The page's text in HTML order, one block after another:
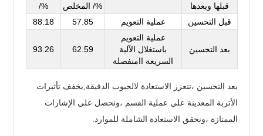
قبلها وبعدها
المخلص /%
/%
قبل التحسين
عملية التعويم 57.85
88.18
بعد التحسين
عملية التعويم
باستغلال الآلية
السريعة اامنفصلة
62.59
93.26
بعد التحسين ،تتعزز الاستعادة لالحبوب الدقيقة,يخفف تأثيرات
الأتربة المعدينة علي عملية القسم ،ونحصل علي الإشارات
الممتازة ،ونحقق الاستعادة الشاملة للموارد.